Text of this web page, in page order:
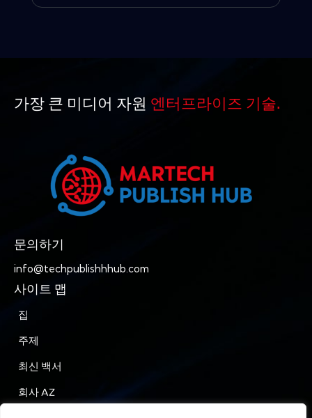
가장 큰 미디어 자원 엔터프라이즈 기술.
문의하기
info@techpublishhhub.com
사이트 맵
집
주제
최신 백서
회사 AZ